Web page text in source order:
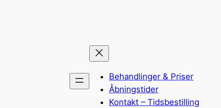
Behandlinger & Priser
Åbningstider
Kontakt – Tidsbestilling